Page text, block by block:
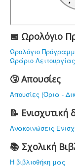
ΔΡΑΣΤΗΡΙΟΤΗΤΕΣ
ΝΟΜΟΘΕΣΙΑ
ΕΠΙΚΟΙΝΩΝΙΑ
📅 Ωρολόγιο
Ωρολόγιο
Ωράριο Λειτουργίας
🤧 Απουσίες
Απουσίες (Όρια -
📝 Ενισχυτική
Ανακοινώσεις
📚 Σχολική
Η βιβλιοθήκη μας